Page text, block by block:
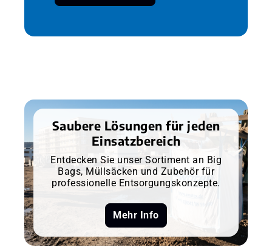
Saubere Lösungen für jeden
Einsatzbereich
Entdecken Sie unser Sortiment an Big
Bags, Müllsäcken und Zubehör für
professionelle Entsorgungskonzepte.
Mehr Info